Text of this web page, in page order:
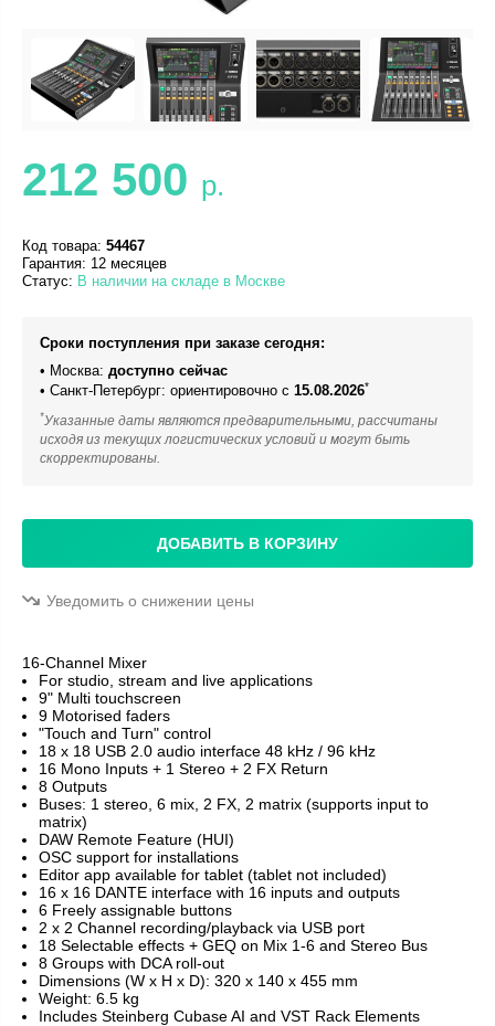
212 500 р.
Код товара: 54467
Гарантия: 12 месяцев
Статус: В наличии на складе в Москве
Сроки поступления при заказе сегодня:
• Москва: доступно сейчас
• Санкт-Петербург: ориентировочно с 15.08.2026*
*Указанные даты являются предварительными, рассчитаны
исходя из текущих логистических условий и могут быть
скорректированы.
ДОБАВИТЬ В КОРЗИНУ
Уведомить о снижении цены
16-Channel Mixer
For studio, stream and live applications
9" Multi touchscreen
9 Motorised faders
"Touch and Turn" control
18 x 18 USB 2.0 audio interface 48 kHz / 96 kHz
16 Mono Inputs + 1 Stereo + 2 FX Return
8 Outputs
Buses: 1 stereo, 6 mix, 2 FX, 2 matrix (supports input to
matrix)
DAW Remote Feature (HUI)
OSC support for installations
Editor app available for tablet (tablet not included)
16 x 16 DANTE interface with 16 inputs and outputs
6 Freely assignable buttons
2 x 2 Channel recording/playback via USB port
18 Selectable effects + GEQ on Mix 1-6 and Stereo Bus
8 Groups with DCA roll-out
Dimensions (W x H x D): 320 x 140 x 455 mm
Weight: 6.5 kg
Includes Steinberg Cubase AI and VST Rack Elements